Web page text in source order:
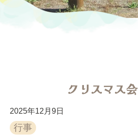
クリスマス会
2025年12月9日
行事